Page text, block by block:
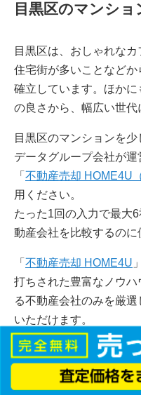
目黒区のマンシ
目黒区は、おしゃれな
住宅街が多いことなど
確立しています。ほか
の良さから、幅広い世代
目黒区のマンションを
データグループ会社が
「 不動産売却 HOME4U
用ください。
たった1回の入力で最大
動産会社を比較するのに
「 不動産売却 HOME4U
打ちされた豊富なノウ
る不動産会社のみを厳選
いただけます。
マンションの売却をご
ださい。